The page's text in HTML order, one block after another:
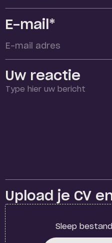
E-mail*
Uw reactie
Upload je CV
Sleep